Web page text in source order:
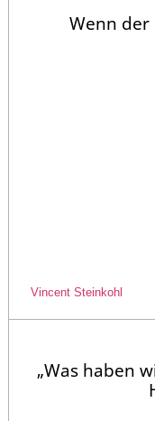
Wenn der
Vincent Steinkohl
„Was haben